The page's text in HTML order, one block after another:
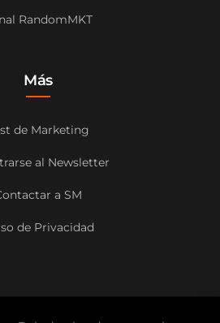
RandomMKT
Más
de Marketing
al Newsletter
a SM
de Privacidad